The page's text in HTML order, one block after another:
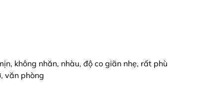
không nhăn, nhàu, độ co giãn nhẹ, rất phù
văn phòng